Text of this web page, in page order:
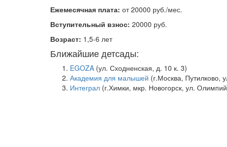
Ежемесячная плата: от 20000 руб./мес.
Вступительный взнос: 20000 руб.
Возраст: 1,5-6 лет
Ближайшие детсады:
EGOZA (ул. Сходненская, д. 10 к. 3)
Академия для малышей (г.Москва, Путилково,
Интеграл (г.Химки, мкр. Новогорск, ул.